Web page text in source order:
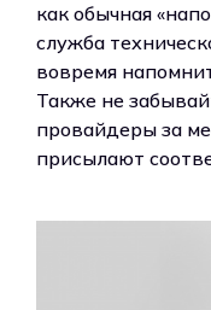
как обычная
служба
вовремя
Также не
провайдеры за
присылают